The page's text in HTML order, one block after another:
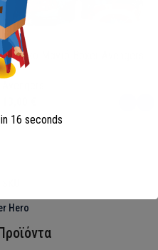
Παιδικό Μαγιό Boxer Avengers
Hero
15 seconds